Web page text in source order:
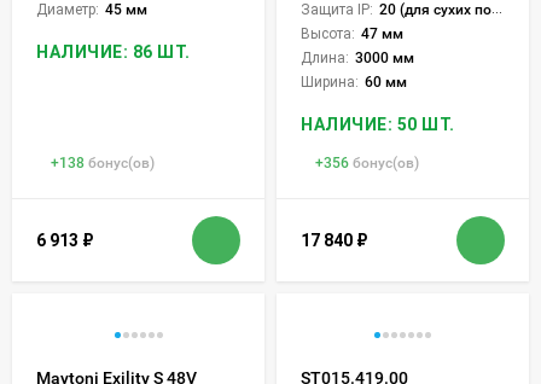
Диаметр: 45 мм
НАЛИЧИЕ: 86 ШТ.
+138 бонус(ов)
6 913 ₽
Защита IP: 20 (для сухих пом.)
Высота: 47 мм
Длина: 3000 мм
Ширина: 60 мм
НАЛИЧИЕ: 50 ШТ.
+356 бонус(ов)
17 840 ₽
Maytoni Exility S 48V ST015.419.00